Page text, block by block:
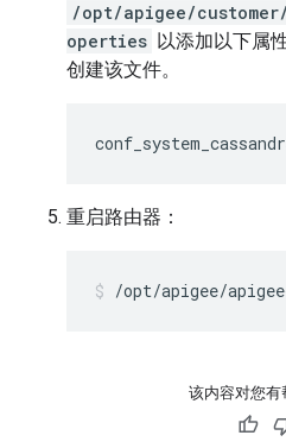
/opt/apigee/
operties 以添加以下属
创建该文件。
重启路由器：
/opt/apigee/
该内容对您有